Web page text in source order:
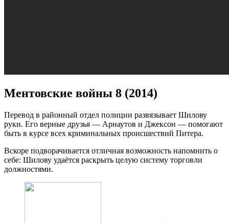
Ментовские войны 8 (2014)
Перевод в районный отдел полиции развязывает Шилову
руки. Его верные друзья — Арнаутов и Джексон — помогают
быть в курсе всех криминальных происшествий Питера.
Вскоре подворачивается отличная возможность напомнить о
себе: Шилову удаётся раскрыть целую систему торговли
должностями.